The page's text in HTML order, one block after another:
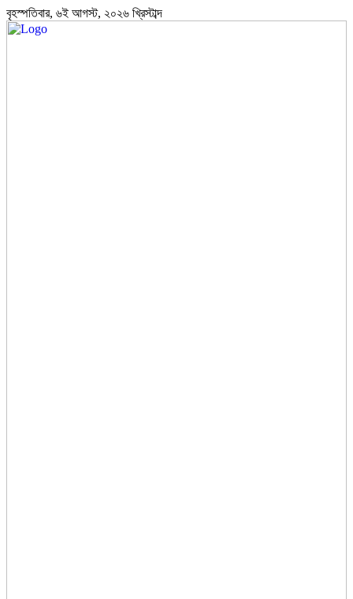
বৃহস্পতিবার, ৬ই আগস্ট, ২০২৬ খ্রিস্টাব্দ